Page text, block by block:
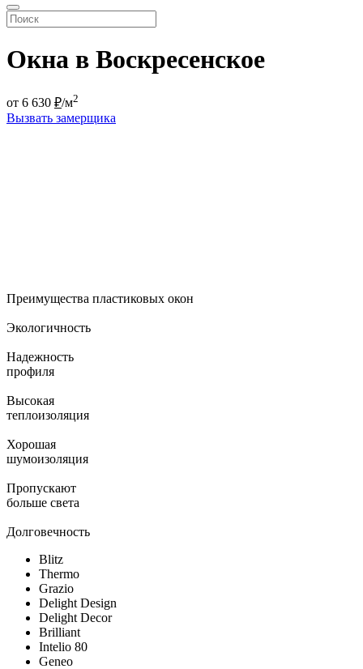
Окна в Воскресенское
от 6 630 ₽/м2
Вызвать замерщика
Преимущества пластиковых окон
Экологичность
Надежность
профиля
Высокая
теплоизоляция
Хорошая
шумоизоляция
Пропускают
больше света
Долговечность
Blitz
Thermo
Grazio
Delight Design
Delight Decor
Brilliant
Intelio 80
Geneo